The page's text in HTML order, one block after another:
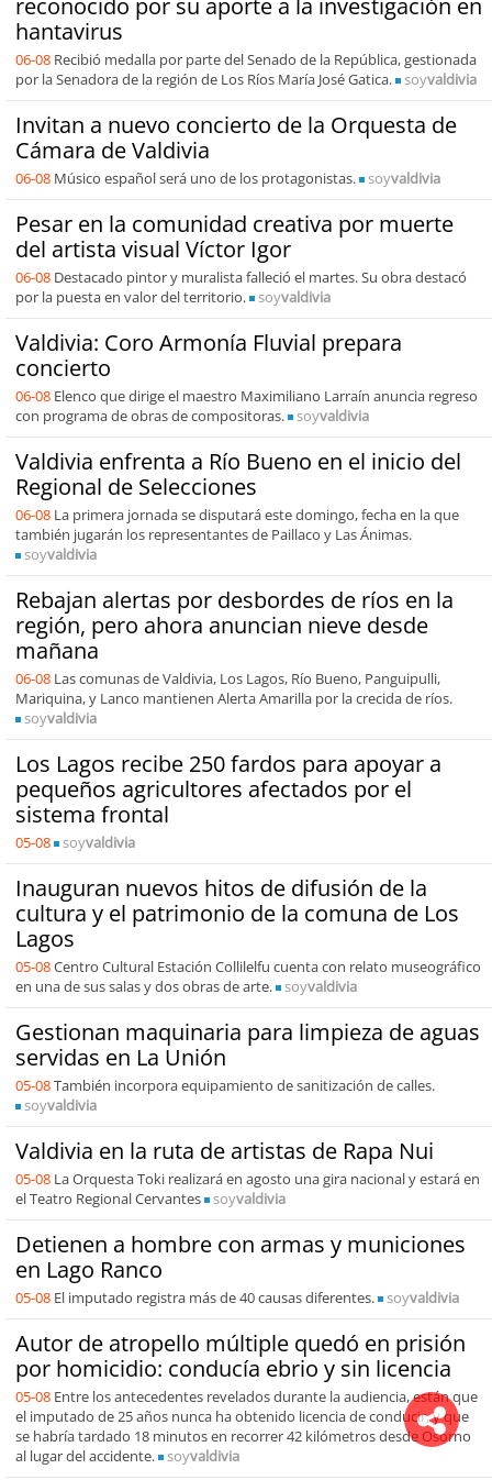
reconocido por su aporte a la investigación en
hantavirus
06-08 Recibió medalla por parte del Senado de la República, gestionada
por la Senadora de la región de Los Ríos María José Gatica.
soyvaldivia
Invitan a nuevo concierto de la Orquesta de
Cámara de Valdivia
06-08 Músico español será uno de los protagonistas. soyvaldivia
Pesar en la comunidad creativa por muerte
del artista visual Víctor Igor
06-08 Destacado pintor y muralista falleció el martes. Su obra destacó
por la puesta en valor del territorio.
soyvaldivia
Valdivia: Coro Armonía Fluvial prepara
concierto
06-08 Elenco que dirige el maestro Maximiliano Larraín anuncia regreso
con programa de obras de compositoras.
soyvaldivia
Valdivia enfrenta a Río Bueno en el inicio del
Regional de Selecciones
06-08 La primera jornada se disputará este domingo, fecha en la que
también jugarán los representantes de Paillaco y Las Ánimas.
soyvaldivia
Rebajan alertas por desbordes de ríos en la
región, pero ahora anuncian nieve desde
mañana
06-08 Las comunas de Valdivia, Los Lagos, Río Bueno, Panguipulli,
Mariquina, y Lanco mantienen Alerta Amarilla por la crecida de ríos.
soyvaldivia
Los Lagos recibe 250 fardos para apoyar a
pequeños agricultores afectados por el
sistema frontal
05-08 soyvaldivia
Inauguran nuevos hitos de difusión de la
cultura y el patrimonio de la comuna de Los
Lagos
05-08Centro Cultural Estación Collilelfu cuenta con relato museográfico
en una de sus salas y dos obras de arte.
soyvaldivia
Gestionan maquinaria para limpieza de aguas
servidas en La Unión
05-08También incorpora equipamiento de sanitización de calles.
soyvaldivia
Valdivia en la ruta de artistas de Rapa Nui
05-08 La Orquesta Toki realizará en agosto una gira nacional y estará en
el Teatro Regional Cervantes
soyvaldivia
Detienen a hombre con armas y municiones
en Lago Ranco
05-08 El imputado registra más de 40 causas diferentes. soyvaldivia
Autor de atropello múltiple quedó en prisión
por homicidio: conducía ebrio y sin licencia
05-08 Entre los antecedentes revelados durante la audiencia, están que
el imputado de 25 años nunca ha obtenido licencia de conducir, y que
se habría tardado 18 minutos en recorrer 42 kilómetros desde Osorno
al lugar del accidente.
soyvaldivia